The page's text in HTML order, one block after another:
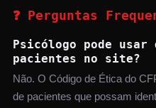
❓ Perguntas
Psicólogo pode usar
pacientes no site?
Não. O Código de Ética do
de pacientes que possam